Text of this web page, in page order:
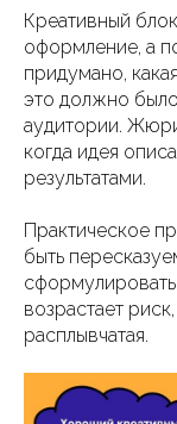
Креативный
оформление, а
придумано,
это должно
аудитории.
когда идея
результатами.
Практическое
быть
возрастает
расплывчатая.